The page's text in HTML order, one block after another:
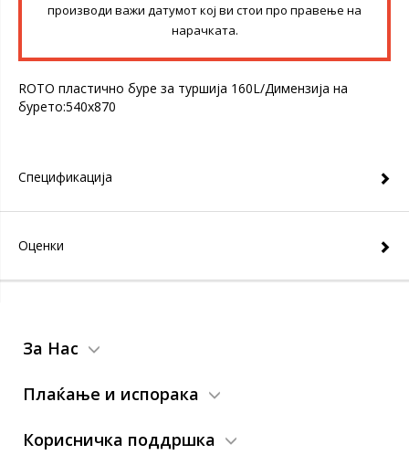
производи важи датумот кој ви стои про правење на
нарачката.
ROTO пластично буре за туршија 160L/Димензија на
бурето:540x870
Спецификација
Оценки
За Нас
Плаќање и испорака
Корисничка поддршка